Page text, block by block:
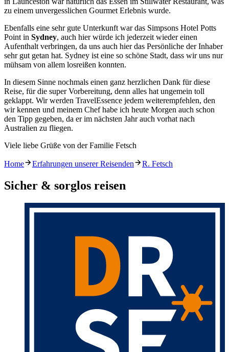
zu einem unvergesslichen Gourmet Erlebnis wurde.
Ebenfalls eine sehr gute Unterkunft war das Simpsons Hotel Potts
Point in Sydney, auch hier würde ich jederzeit wieder einen
Aufenthalt verbringen, da uns auch hier das Persönliche der Inhaber
sehr gut getan hat. Sydney ist eine so schöne Stadt, dass wir uns nur
mühsam von allem losreißen konnten.
In diesem Sinne nochmals einen ganz herzlichen Dank für diese
Reise, für die super Vorbereitung, denn alles hat ungemein toll
geklappt. Wir werden TravelEssence jedem weiterempfehlen, den
wir kennen und meinem Chef habe ich heute Morgen auch schon
den Tipp gegeben, da er im nächsten Jahr auch vorhat nach
Australien zu fliegen.
Viele liebe Grüße von der Familie Fetsch
Home Erfahrungen unserer Reisenden R. Fetsch
Sicher & sorglos reisen